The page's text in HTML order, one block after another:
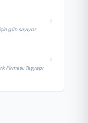
gün sayıyor
Firması: Taşyapı